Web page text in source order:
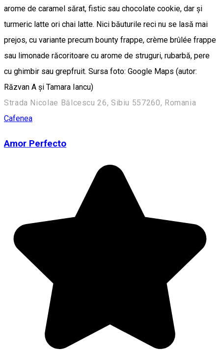
arome de caramel sărat, fistic sau chocolate cookie, dar și
turmeric latte ori chai latte. Nici băuturile reci nu se lasă mai
prejos, cu variante precum bounty frappe, crème brûlée frappe
sau limonade răcoritoare cu arome de struguri, rubarbă, pere
cu ghimbir sau grepfruit. Sursa foto: Google Maps (autor:
Răzvan A și Tamara Iancu)
Strada Nicolae Bălcescu 26, Sibiu 557260, Romania
Cafenea
Amor Perfecto